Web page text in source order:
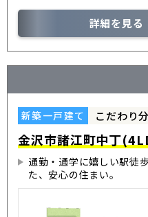
詳細を見る
新築一戸建て こだわり
金沢市諸江町中丁
通勤・通学に嬉しい駅徒
た、安心の住まい。